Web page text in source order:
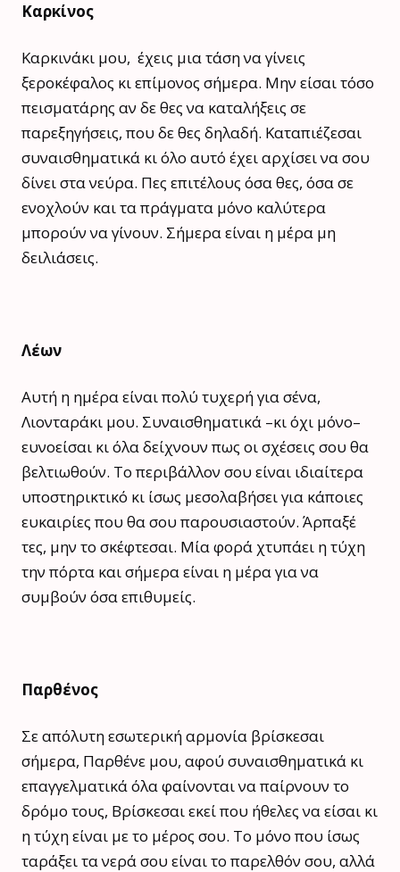
Καρκίνος
Καρκινάκι μου, έχεις μια τάση να γίνεις
ξεροκέφαλος κι επίμονος σήμερα. Μην είσαι τόσο
πεισματάρης αν δε θες να καταλήξεις σε
παρεξηγήσεις, που δε θες δηλαδή. Καταπιέζεσαι
συναισθηματικά κι όλο αυτό έχει αρχίσει να σου
δίνει στα νεύρα. Πες επιτέλους όσα θες, όσα σε
ενοχλούν και τα πράγματα μόνο καλύτερα
μπορούν να γίνουν. Σήμερα είναι η μέρα μη
δειλιάσεις.
Λέων
Αυτή η ημέρα είναι πολύ τυχερή για σένα,
Λιονταράκι μου. Συναισθηματικά –κι όχι μόνο–
ευνοείσαι κι όλα δείχνουν πως οι σχέσεις σου θα
βελτιωθούν. Το περιβάλλον σου είναι ιδιαίτερα
υποστηρικτικό κι ίσως μεσολαβήσει για κάποιες
ευκαιρίες που θα σου παρουσιαστούν. Άρπαξέ
τες, μην το σκέφτεσαι. Μία φορά χτυπάει η τύχη
την πόρτα και σήμερα είναι η μέρα για να
συμβούν όσα επιθυμείς.
Παρθένος
Σε απόλυτη εσωτερική αρμονία βρίσκεσαι
σήμερα, Παρθένε μου, αφού συναισθηματικά κι
επαγγελματικά όλα φαίνονται να παίρνουν το
δρόμο τους, Βρίσκεσαι εκεί που ήθελες να είσαι κι
η τύχη είναι με το μέρος σου. Το μόνο που ίσως
ταράξει τα νερά σου είναι το παρελθόν σου, αλλά